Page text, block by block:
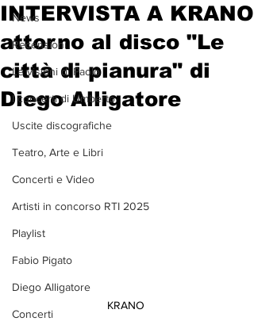
News
Recensioni
Le visioni di Paolo
I concerti di Umberto
Uscite discografiche
Teatro, Arte e Libri
Concerti e Video
Artisti in concorso RTI 2025
Playlist
Fabio Pigato
Diego Alligatore
Concerti
INTERVISTA A KRANO
attorno al disco "Le
città di pianura" di
Diego Alligatore
KRANO